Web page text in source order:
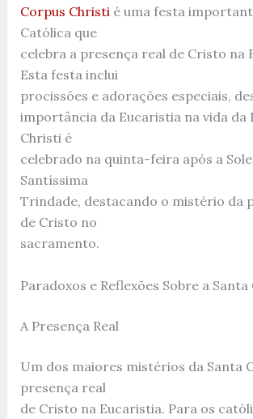
Corpus Christié uma festa
Católica que
celebra a presença real de Cristo na
Esta festa inclui
procissões e adorações especiais,
importância da Eucaristia na vida da
Christi é
celebrado na quinta-feira após a
Santíssima
Trindade, destacando o mistério da
de Cristo no
sacramento.
Paradoxos e Reflexões Sobre a Santa
A Presença Real
Um dos maiores mistérios da Santa
presença real
de Cristo na Eucaristia. Para os